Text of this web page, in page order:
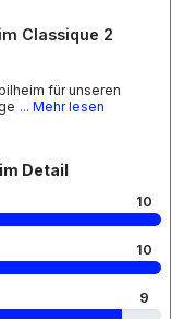
Classique 2
für unseren
... Mehr lesen
Detail
10
10
9